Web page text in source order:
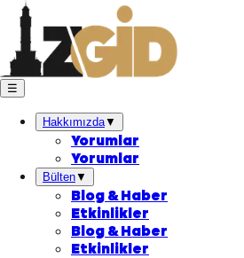
☰
Hakkımızda▼
Yorumlar
Yorumlar
Bülten▼
Blog & Haber
Etkinlikler
Blog & Haber
Etkinlikler